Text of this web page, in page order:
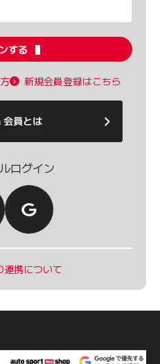
する
新規会員登録はこちら
ログイン
連携について